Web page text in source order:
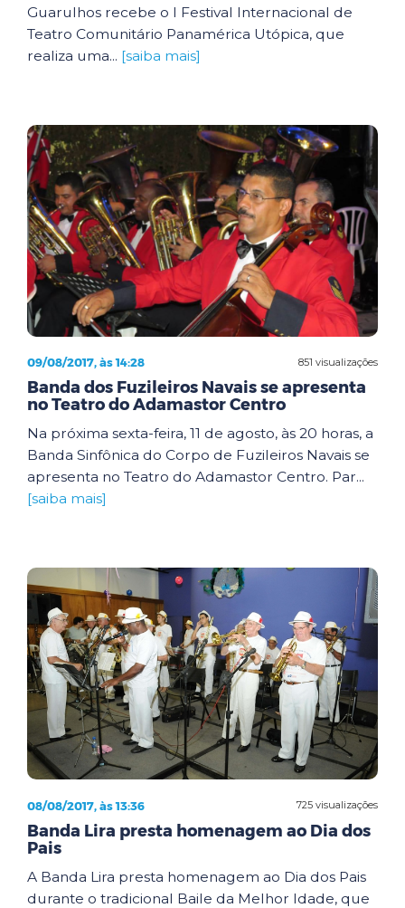
Guarulhos recebe o I Festival Internacional de
Teatro Comunitário Panamérica Utópica, que
realiza uma... [saiba mais]
851 visualizações
09/08/2017, às 14:28
Banda dos Fuzileiros Navais se apresenta
no Teatro do Adamastor Centro
Na próxima sexta-feira, 11 de agosto, às 20 horas, a
Banda Sinfônica do Corpo de Fuzileiros Navais se
apresenta no Teatro do Adamastor Centro. Par...
[saiba mais]
725 visualizações
08/08/2017, às 13:36
Banda Lira presta homenagem ao Dia dos
Pais
A Banda Lira presta homenagem ao Dia dos Pais
durante o tradicional Baile da Melhor Idade, que